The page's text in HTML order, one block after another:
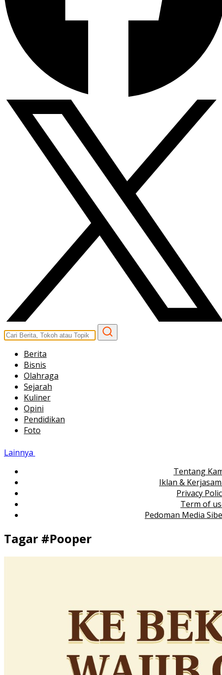
Berita
Bisnis
Olahraga
Sejarah
Kuliner
Opini
Pendidikan
Foto
Lainnya
Tentang
Iklan &
Privacy
Term of
Pedoman Media
Tagar #Pooper